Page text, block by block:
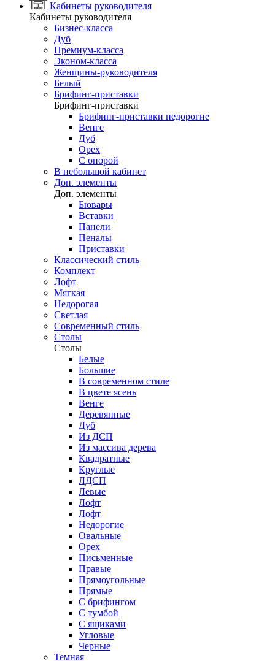
Кабинеты руководителя
Кабинеты руководителя
Бизнес-класса
Дуб
Премиум-класса
Эконом-класса
Женщины-руководителя
Белый
Брифинг-приставки
Брифинг-приставки
Брифинг-приставки недорогие
Венге
Дуб
Орех
С опорой
В небольшой кабинет
Доп. элементы
Доп. элементы
Бювары
Вставки
Панели
Пеналы
Приставки
Классический стиль
Комплект
Лофт
Мягкая
Недорогая
Светлая
Современный стиль
Столы
Столы
Белые
Большие
В современном стиле
В цвете ясень
Венге
Деревянные
Дуб
Из ДСП
Из массива дерева
Квадратные
Круглые
ЛДСП
Левые
Лофт
Лофт
Недорогие
Овальные
Орех
Письменные
Правые
Прямоугольные
Прямые
С брифингом
С тумбой
С ящиками
Угловые
Черные
Темная